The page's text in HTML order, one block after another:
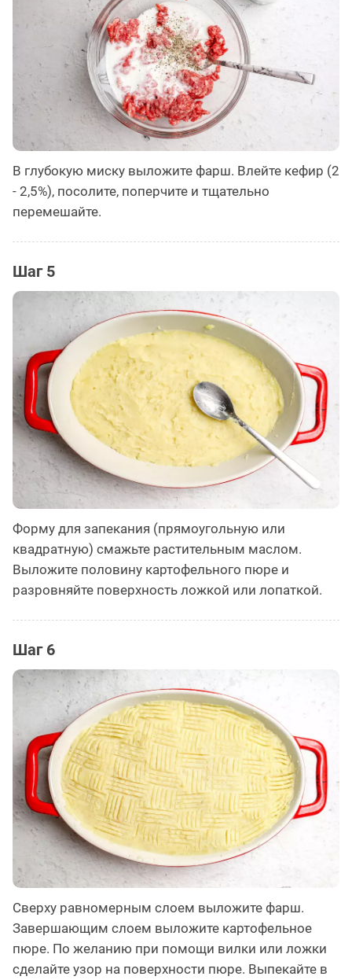
В глубокую миску выложите фарш. Влейте кефир (2
- 2,5%), посолите, поперчите и тщательно
перемешайте.
Шаг 5
Форму для запекания (прямоугольную или
квадратную) смажьте растительным маслом.
Выложите половину картофельного пюре и
разровняйте поверхность ложкой или лопаткой.
Шаг 6
Сверху равномерным слоем выложите фарш.
Завершающим слоем выложите картофельное
пюре. По желанию при помощи вилки или ложки
сделайте узор на поверхности пюре. Выпекайте в